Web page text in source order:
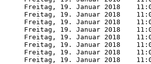
Freitag, 19. Januar 2018
Freitag, 19. Januar 2018
Freitag, 19. Januar 2018
Freitag, 19. Januar 2018
Freitag, 19. Januar 2018
Freitag, 19. Januar 2018
Freitag, 19. Januar 2018
Freitag, 19. Januar 2018